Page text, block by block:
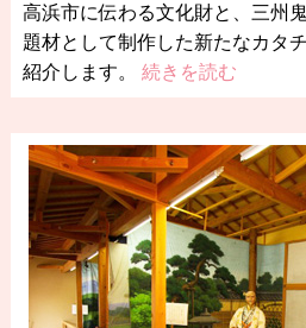
高浜市に伝わる文化財と、三州
題材として制作した新たなカタ
紹介します。
続きを読む